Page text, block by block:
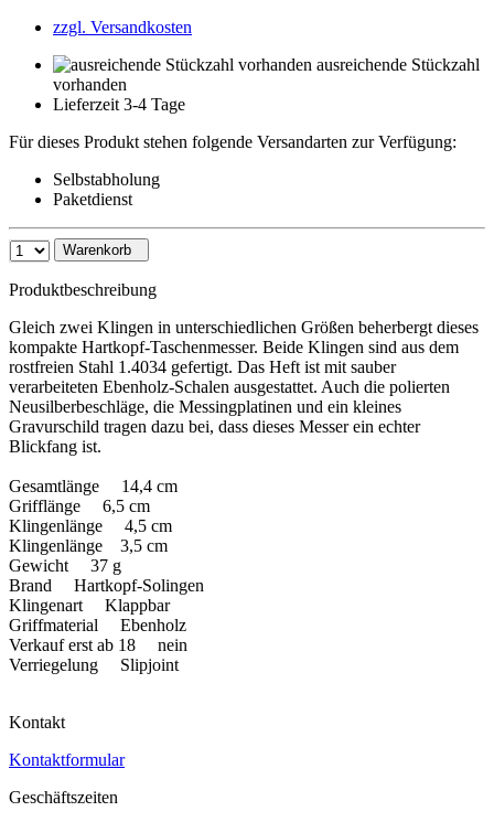
zzgl. Versandkosten
ausreichende Stückzahl
vorhanden
Lieferzeit 3-4 Tage
Für dieses Produkt stehen folgende Versandarten zur Verfügung:
Selbstabholung
Paketdienst
Warenkorb
Produktbeschreibung
Gleich zwei Klingen in unterschiedlichen Größen beherbergt dieses
kompakte Hartkopf-Taschenmesser. Beide Klingen sind aus dem
rostfreien Stahl 1.4034 gefertigt. Das Heft ist mit sauber
verarbeiteten Ebenholz-Schalen ausgestattet. Auch die polierten
Neusilberbeschläge, die Messingplatinen und ein kleines
Gravurschild tragen dazu bei, dass dieses Messer ein echter
Blickfang ist.
Gesamtlänge 14,4 cm
Grifflänge 6,5 cm
Klingenlänge 4,5 cm
Klingenlänge 3,5 cm
Gewicht 37 g
Brand Hartkopf-Solingen
Klingenart Klappbar
Griffmaterial Ebenholz
Verkauf erst ab 18 nein
Verriegelung Slipjoint
Kontakt
Kontaktformular
Geschäftszeiten